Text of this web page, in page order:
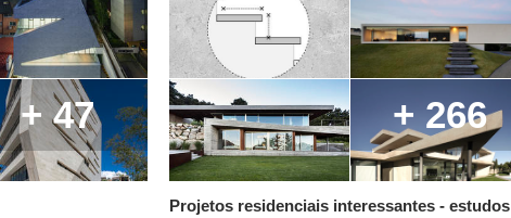
+ 47 + 266
Projetos residenciais interessantes - estudos